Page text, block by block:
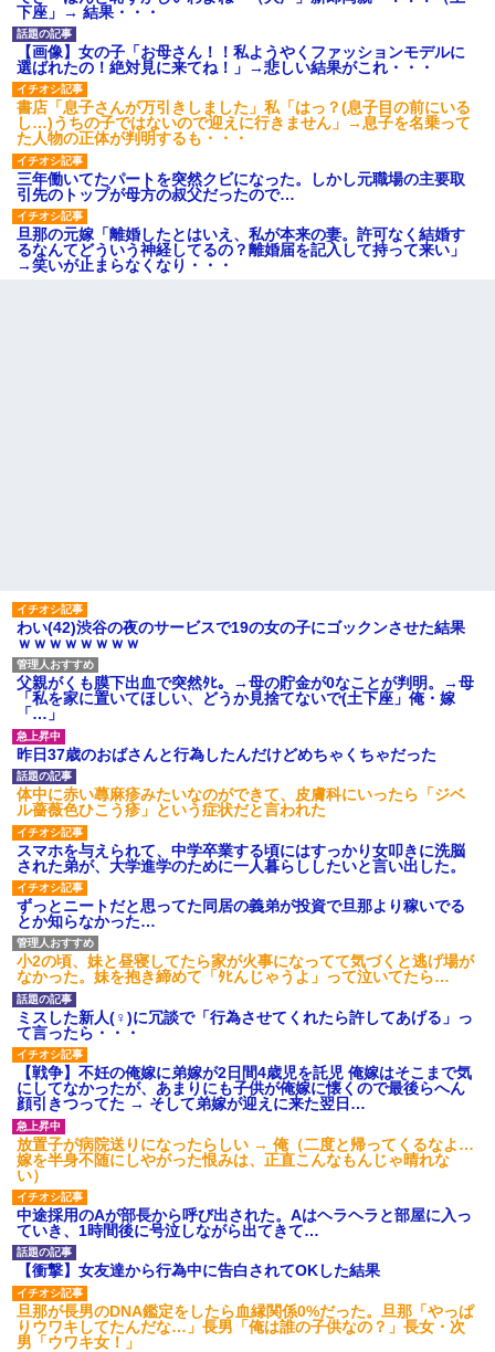
下座」→ 結果・・・
【画像】女の子「お母さん！！私ようやくファッションモデルに
選ばれたの！絶対見に来てね！」→悲しい結果がこれ・・・
書店「息子さんが万引きしました」私「はっ？(息子目の前にいる
し…)うちの子ではないので迎えに行きません」→息子を名乗って
た人物の正体が判明するも・・・
三年働いてたパートを突然クビになった。しかし元職場の主要取
引先のトップが母方の叔父だったので…
旦那の元嫁「離婚したとはいえ、私が本来の妻。許可なく結婚す
るなんてどういう神経してるの？離婚届を記入して持って来い」
→笑いが止まらなくなり・・・
わい(42)渋谷の夜のサービスで19の女の子にゴックンさせた結果
ｗｗｗｗｗｗｗｗ
父親がくも膜下出血で突然ﾀﾋ。→母の貯金が0なことが判明。→母
「私を家に置いてほしい、どうか見捨てないで(土下座」俺・嫁
「…」
昨日37歳のおばさんと行為したんだけどめちゃくちゃだった
体中に赤い蕁麻疹みたいなのができて、皮膚科にいったら「ジベ
ル薔薇色ひこう疹」という症状だと言われた
スマホを与えられて、中学卒業する頃にはすっかり女叩きに洗脳
された弟が、大学進学のために一人暮らししたいと言い出した。
ずっとニートだと思ってた同居の義弟が投資で旦那より稼いでる
とか知らなかった…
小2の頃、妹と昼寝してたら家が火事になってて気づくと逃げ場が
なかった。妹を抱き締めて「ﾀﾋんじゃうよ」って泣いてたら…
ミスした新人(♀)に冗談で「行為させてくれたら許してあげる」っ
て言ったら・・・
【戦争】不妊の俺嫁に弟嫁が2日間4歳児を託児 俺嫁はそこまで気
にしてなかったが、あまりにも子供が俺嫁に懐くので最後らへん
顔引きつってた → そして弟嫁が迎えに来た翌日…
放置子が病院送りになったらしい → 俺（二度と帰ってくるなよ…
嫁を半身不随にしやがった恨みは、正直こんなもんじゃ晴れな
い）
中途採用のAが部長から呼び出された。Aはヘラヘラと部屋に入っ
ていき、1時間後に号泣しながら出てきて…
【衝撃】女友達から行為中に告白されてOKした結果
旦那が長男のDNA鑑定をしたら血縁関係0%だった。旦那「やっぱ
りウワキしてたんだな…」長男「俺は誰の子供なの？」長女・次
男「ウワキ女！」